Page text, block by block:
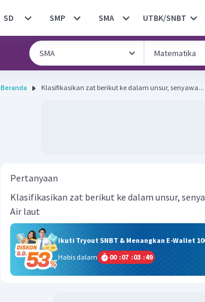
SD SMP SMA UTBK/SNBT
Beranda Klasifikasikan zat berikut ke dalam unsur, senyawa...
Pertanyaan
Klasifikasikan zat berikut ke dalam unsur,
Air laut
Ikuti Tryout SNBT & Menangkan E-Wallet
Habis dalam
00 :07 :03 :48